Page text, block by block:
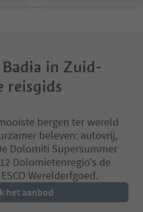
a
post
in Zuid-
reisgids
bergen ter wereld
beleven: autovrij,
Dolomiti Supersummer
Dolomietenregio's de
Werelderfgoed.
het aanbod